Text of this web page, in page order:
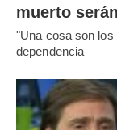
muerto
"Una cosa son los
dependencia